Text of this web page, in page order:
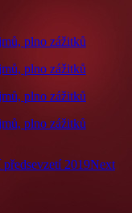
předsevzetí 2019Next